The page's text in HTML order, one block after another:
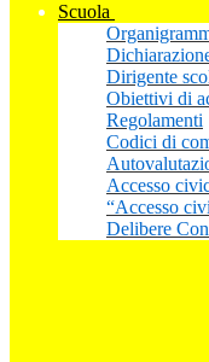
Scuola
Dirigente
Obiettivi di
Regolamenti
Codici di
Accesso
“Accesso
Delibere